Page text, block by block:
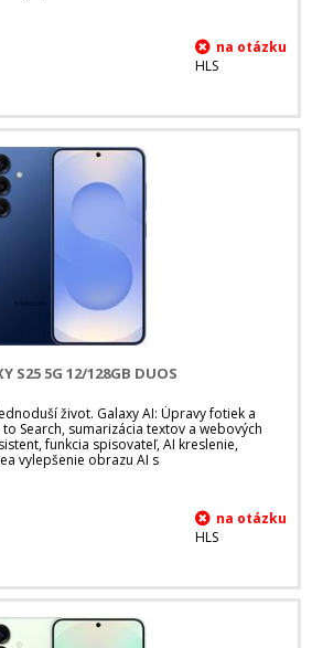
HLS
S25 5G 12/128GB DUOS
život. Galaxy AI: Úpravy fotiek a
Search, sumarizácia textov a webových
funkcia spisovateľ, AI kreslenie,
vylepšenie obrazu AI s
HLS